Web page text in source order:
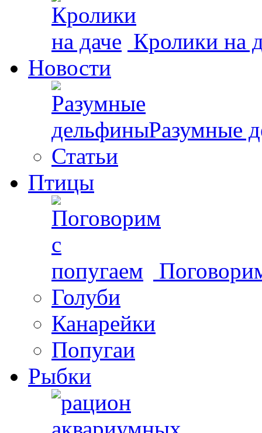
Кролики на
Новости
Разумные
Статьи
Птицы
Голуби
Канарейки
Попугаи
Рыбки